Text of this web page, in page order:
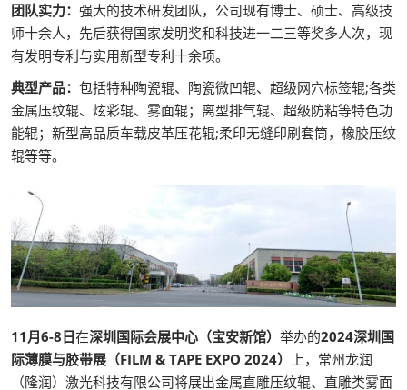
团队实力： 强大的技术研发团队，公司现有博士、硕士、高级技
师十余人，先后获得国家发明奖和科技进一二三等奖多人次，现
有发明专利与实用新型专利十余项。
典型产品： 包括特种陶瓷辊、陶瓷微凹辊、超级网穴标签辊;各类
金属压纹辊、炫彩辊、雾面辊；离型排气辊、超级防粘等特色功
能辊；新型高品质车载皮革压花辊;柔印无缝印刷套筒，橡胶压纹
辊等等。
11月6-8日在深圳国际会展中心（宝安新馆） 举办的2024深圳国
际薄膜与胶带展（FILM & TAPE EXPO 2024）
上，常州龙润
（隆润）激光科技有限公司将展出金属直雕压纹辊、直雕类雾面